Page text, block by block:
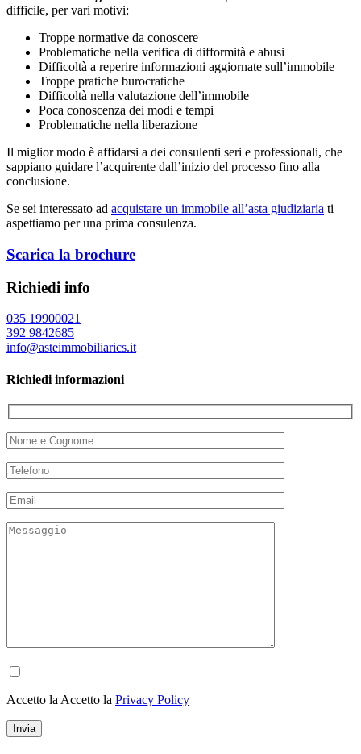
difficile, per vari motivi:
Troppe normative da conoscere
Problematiche nella verifica di difformità e abusi
Difficoltà a reperire informazioni aggiornate sull’immobile
Troppe pratiche burocratiche
Difficoltà nella valutazione dell’immobile
Poca conoscenza dei modi e tempi
Problematiche nella liberazione
Il miglior modo è affidarsi a dei consulenti seri e professionali, che
sappiano guidare l’acquirente dall’inizio del processo fino alla
conclusione.
Se sei interessato ad acquistare un immobile all’asta giudiziaria ti
aspettiamo per una prima consulenza.
Scarica la brochure
Richiedi info
035 19900021
392 9842685
info@asteimmobiliarics.it
Richiedi informazioni
Accetto la Accetto la Privacy Policy